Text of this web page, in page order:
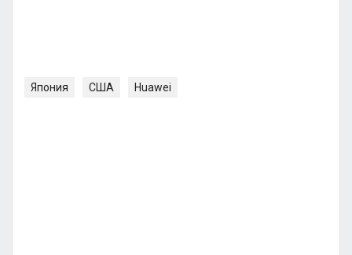
Япония США Huawei